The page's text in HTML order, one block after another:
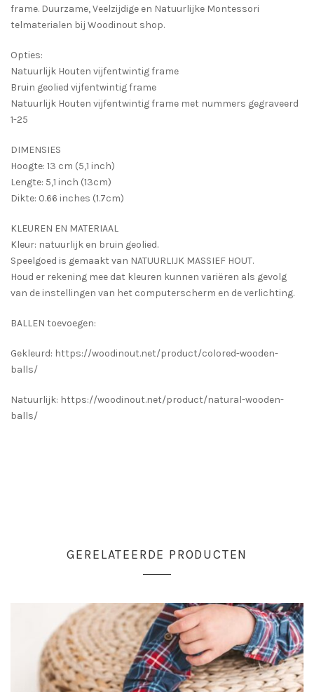
frame. Duurzame, Veelzijdige en Natuurlijke Montessori
telmaterialen bij Woodinout shop.
Opties:
Natuurlijk Houten vijfentwintig frame
Bruin geolied vijfentwintig frame
Natuurlijk Houten vijfentwintig frame met nummers gegraveerd
1-25
DIMENSIES
Hoogte: 13 cm (5,1 inch)
Lengte: 5,1 inch (13cm)
Dikte: 0.66 inches (1.7cm)
KLEUREN EN MATERIAAL
Kleur: natuurlijk en bruin geolied.
Speelgoed is gemaakt van NATUURLIJK MASSIEF HOUT.
Houd er rekening mee dat kleuren kunnen variëren als gevolg
van de instellingen van het computerscherm en de verlichting.
BALLEN toevoegen:
Gekleurd: https://woodinout.net/product/colored-wooden-
balls/
Natuurlijk: https://woodinout.net/product/natural-wooden-
balls/
GERELATEERDE PRODUCTEN